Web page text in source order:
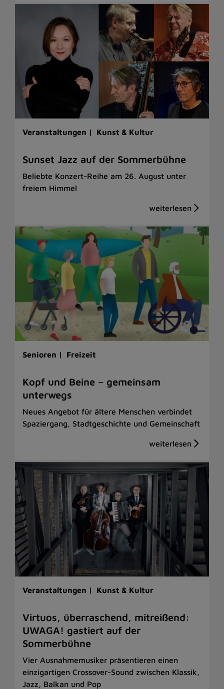
Veranstaltungen | Kunst & Kultur
Sunset Jazz auf der Sommerbühne
Beliebte Konzert-Reihe am 26. August unter
freiem Himmel
Senioren | Freizeit
Kopf und Beine – gemeinsam
unterwegs
Neues Angebot für ältere Menschen verbindet
Spaziergang, Stadtgeschichte und Gemeinschaft
Veranstaltungen | Kunst & Kultur
Virtuos, überraschend, mitreißend:
UWAGA! gastiert auf der
Sommerbühne
Vier Ausnahmemusiker präsentieren einen
einzigartigen Crossover-Sound zwischen Klassik,
Jazz, Balkan und Pop